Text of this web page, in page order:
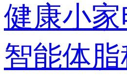
健康小家
智能体脂